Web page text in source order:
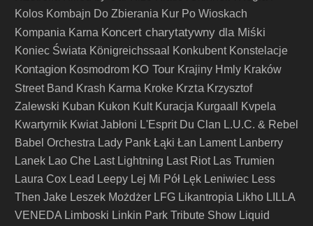
Kolos Kombajn Do Zbierania Kur Po Wioskach
Kompania Karna Koncert charytatywny dla Miśki
Koniec Świata Königreichssaal Konkubent Konstelacje
Kontagion Kosmodrom KO Tour Krajiny Hmly Kraków
Street Band Krash Karma Kroke Krzta Krzysztof
Zalewski Kuban Kukon Kult Kuracja Kurgaall
Kvpela
Kwartyrnik Kwiat Jabłoni L'Esprit Du Clan L.U.C. & Rebel
Babel Orchestra Lady Pank Łąki Łan Lament Lanberry
Lanek Lao Che Last Lightning Last Riot Las Trumien
Laura Cox Lead Leepy Lej Mi Pół Lęk Leniwiec Less
Then Jake Leszek Możdżer LFG Likantropia Likho LILLA
VENEDA Limboski Linkin Park Tribute Show Liquid